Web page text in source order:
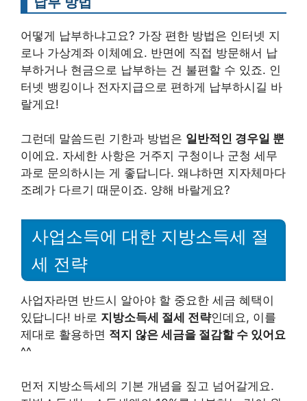
어떻게 납부하냐고요? 가장 편한 방법은 인터넷 지
로나 가상계좌 이체예요. 반면에 직접 방문해서 납
부하거나 현금으로 납부하는 건 불편할 수 있죠. 인
터넷 뱅킹이나 전자지급으로 편하게 납부하시길 바
랄게요!
그런데 말씀드린 기한과 방법은 일반적인 경우일 뿐
이에요. 자세한 사항은 거주지 구청이나 군청 세무
과로 문의하시는 게 좋답니다. 왜냐하면 지자체마다
조례가 다르기 때문이죠. 양해 바랄게요?
사업소득에 대한 지방소득세 절
세 전략
사업자라면 반드시 알아야 할 중요한 세금 혜택이
있답니다! 바로 지방소득세 절세 전략인데요, 이를
제대로 활용하면 적지 않은 세금을 절감할 수 있어요
^^
먼저 지방소득세의 기본 개념을 짚고 넘어갈게요.